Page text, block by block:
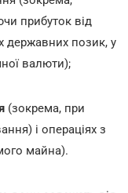
прибуток від
державних позик, у
валюти);
(зокрема, при
і операціях з
майна).